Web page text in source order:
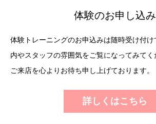
体験のお申し込み
体験トレーニングのお申込みは随時受け付
内やスタッフの雰囲気をご覧になってみてく
ご来店を心よりお待ち申し上げております。
詳しくはこちら